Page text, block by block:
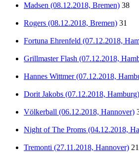
Madsen (08.12.2018, Bremen) 38
Rogers (08.12.2018, Bremen) 31
Fortuna Ehrenfeld (07.12.2018,
Grillmaster Flash (07.12.2018,
Hannes Wittmer (07.12.2018,
Dorit Jakobs (07.12.2018, Hamburg)
Völkerball (06.12.2018, Hannover)
Night of The Proms (04.12.2018,
Tremonti (27.11.2018, Hannover) 21